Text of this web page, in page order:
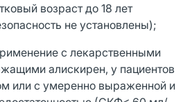
возраст до 18 лет
не установлены);
с лекарственными
алискирен, у пациентов
или с умеренно выраженной и